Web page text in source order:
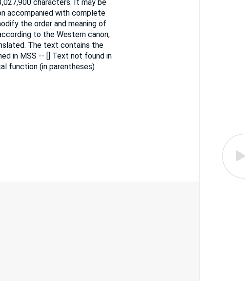
characters. It may be
accompanied with complete
the order and meaning of
to the Western canon,
The text contains the
in MSS -- [] Text not found in
function (in parentheses)